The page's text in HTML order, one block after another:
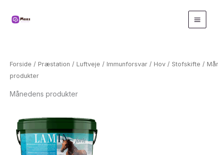
Forside / Præstation / Luftveje / Immunforsvar / Hov / Stofskifte /
produkter
Månedens produkter